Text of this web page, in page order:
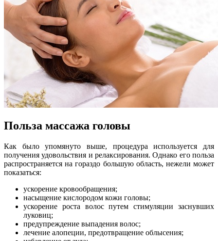
Польза массажа головы
Как было упомянуто выше, процедура используется для
получения удовольствия и релаксирования. Однако его польза
распространяется на гораздо большую область, нежели может
показаться:
ускорение кровообращения;
насыщение кислородом кожи головы;
ускорение роста волос путем стимуляции заснувших
луковиц;
предупреждение выпадения волос;
лечение алопеции, предотвращение облысения;